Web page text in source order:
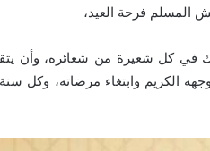
المسلم فرحة العيد،
في كل شعيرة من شعائره، وأن
الكريم وابتغاء مرضاته، وكل